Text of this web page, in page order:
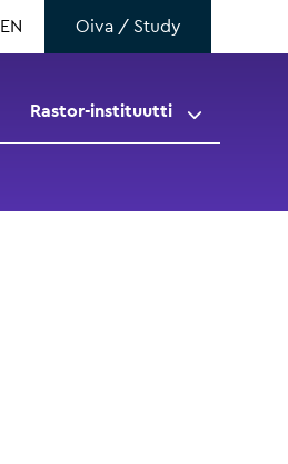
EN Oiva / Study
Rastor-instituutti